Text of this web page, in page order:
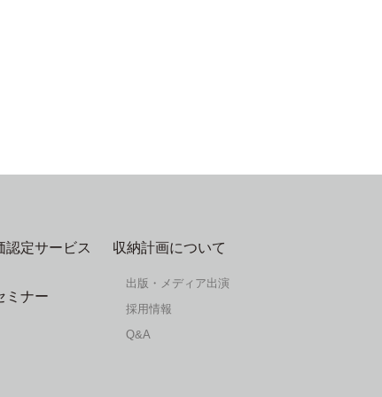
認定サービス
ミナー
収納計画について
出版・メディア出演
採用情報
Q&A